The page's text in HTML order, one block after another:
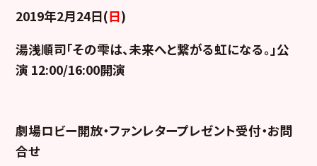
2019年2月24日(日)
湯浅順司「その雫は、未来へと繋がる虹になる。」公
演 12:00/16:00開演
劇場ロビー開放・ファンレタープレゼント受付・お問
合せ